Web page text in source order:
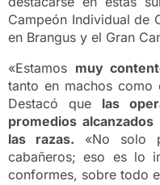
Campeón Individual de
en Brangus y el Gran
«Estamos muy
tanto en machos como
Destacó que las
promedios
las razas. «No solo
cabañeros; eso es lo
conformes, sobre todo